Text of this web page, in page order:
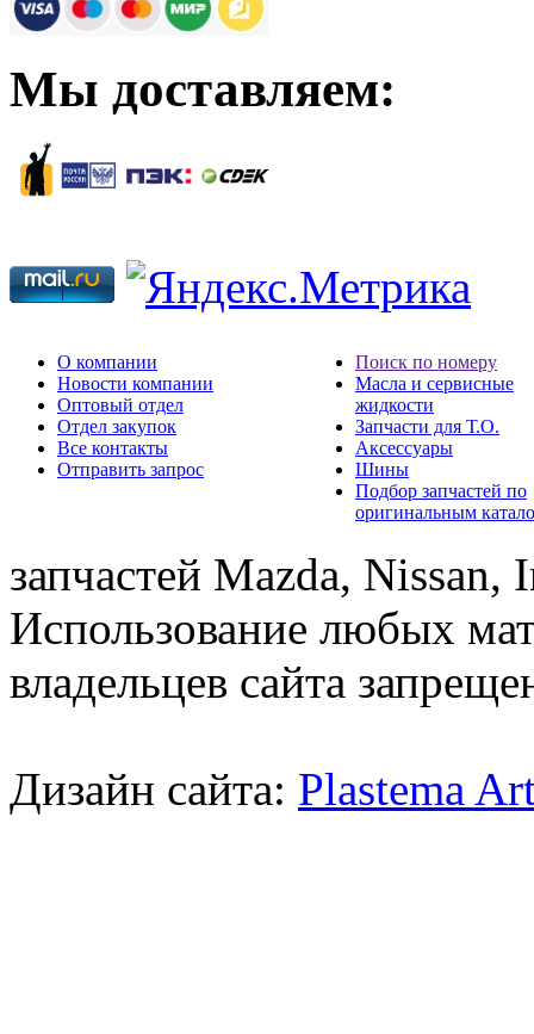
Мы доставляем:
О компании
Новости компании
Оптовый отдел
Отдел закупок
Все контакты
Отправить запрос
Поиск по номеру
Масла и сервисные
жидкости
Запчасти для Т.О.
Аксессуары
Шины
Подбор запчастей по
оригинальным
запчастей Mazda,
Использование любых
владельцев сайта
Дизайн сайта: Plastema